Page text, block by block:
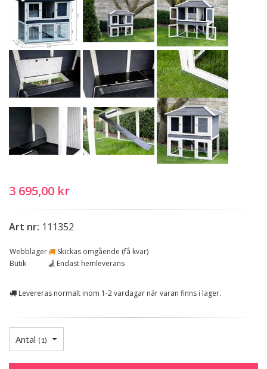
3 695,00 kr
Art nr: 111352
Webblager
Skickas omgående (få kvar)
Butik
Endast hemleverans
Levereras normalt inom 1-2 vardagar när varan finns i lager.
Antal (1)